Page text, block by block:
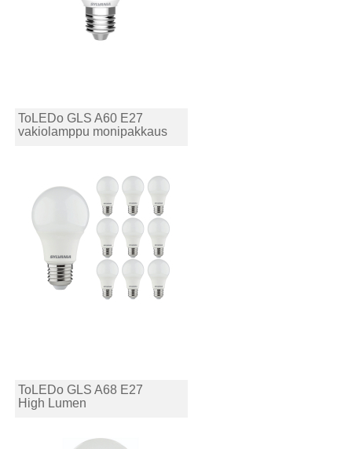
ToLEDo GLS A60 E27
vakiolamppu monipakkaus
ToLEDo GLS A68 E27
High Lumen